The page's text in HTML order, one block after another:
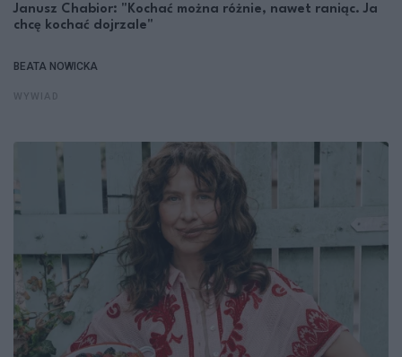
Janusz Chabior: "Kochać można różnie, nawet raniąc. Ja
chcę kochać dojrzale"
BEATA NOWICKA